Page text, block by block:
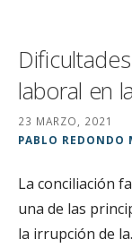
laboral en
23 MARZO, 2021
PABLO REDONDO
La conciliación
una de las
la irrupción de